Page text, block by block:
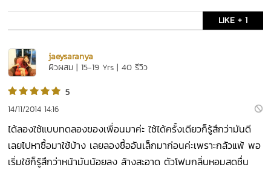
LIKE + 1
jaeysaranya
ผิวผสม | 15-19 Yrs | 40 รีวิว
5
14/11/2014 14:16
ได้ลองใช้แบบทดลองของเพื่อนมาค่ะ ใช้ได้ครั้งเดียวก็รู้สึกว่ามันดี
เลยไปหาซื้อมาใช้บ้าง เลยลองซื้ออันเล็กมาก่อนค่ะเพราะกลัวแพ้ พอ
เริ่มใช้ก็รู้สึกว่าหน้ามันน้อยลง ล้างสะอาด ตัวโฟมกลิ่นหอมสดชื่น